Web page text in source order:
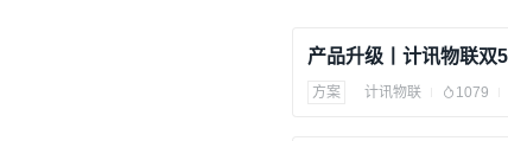
方案 计讯物联 1079